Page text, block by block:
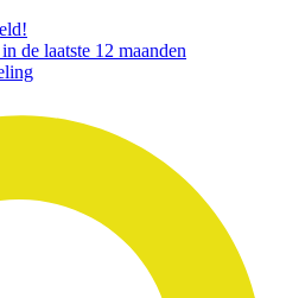
de laatste 12 maanden